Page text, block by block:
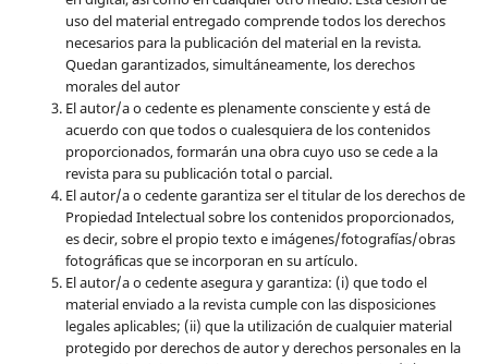
uso del material entregado comprende todos los derechos
necesarios para la publicación del material en la revista.
Quedan garantizados, simultáneamente, los derechos
morales del autor
El autor/a o cedente es plenamente consciente y está de
acuerdo con que todos o cualesquiera de los contenidos
proporcionados, formarán una obra cuyo uso se cede a la
revista para su publicación total o parcial.
El autor/a o cedente garantiza ser el titular de los derechos de
Propiedad Intelectual sobre los contenidos proporcionados,
es decir, sobre el propio texto e imágenes/fotografías/obras
fotográficas que se incorporan en su artículo.
El autor/a o cedente asegura y garantiza: (i) que todo el
material enviado a la revista cumple con las disposiciones
legales aplicables; (ii) que la utilización de cualquier material
protegido por derechos de autor y derechos personales en la